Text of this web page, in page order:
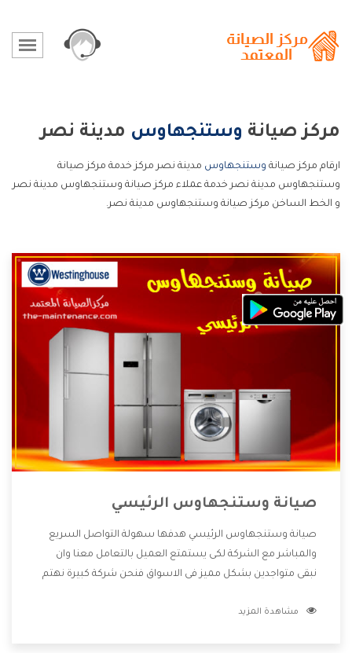
مركز صيانة وستنجهاوس مدينة نصر
ارقام مركز صيانة وستنجهاوس مدينة نصر مركز خدمة مركز صيانة
وستنجهاوس مدينة نصر خدمة عملاء مركز صيانة وستنجهاوس مدينة نصر
و الخط الساخن مركز صيانة وستنجهاوس مدينة نصر.
صيانة وستنجهاوس الرئيسي
صيانة وستنجهاوس الرئيسي هدفها سهولة التواصل السريع
والمباشر مع الشركة لكى يستمتع العميل بالتعامل معنا وان
نبقى متواجدين بشكل مميز فى الاسواق فنحن شركة كبيرة نهتم
الشركة بها والتى تكون منها خدمة الصيانة التى تكون من أهم
مشاهدة المزيد